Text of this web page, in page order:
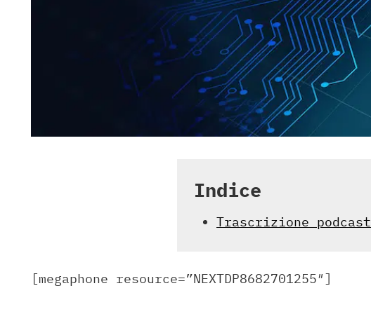
Indice
Trascrizione podcast
[megaphone resource=”NEXTDP8682701255″]